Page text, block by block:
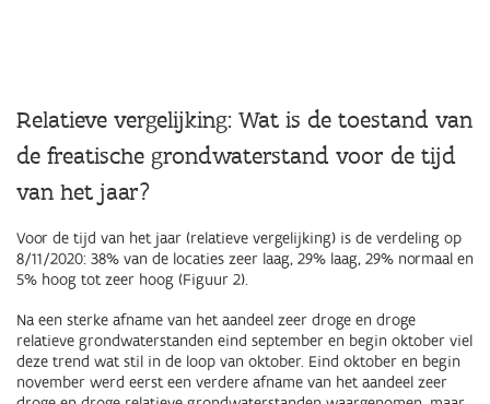
Relatieve vergelijking: Wat is de toestand van
de freatische grondwaterstand voor de tijd
van het jaar?
Voor de tijd van het jaar (relatieve vergelijking) is de verdeling op
8/11/2020: 38% van de locaties zeer laag, 29% laag, 29% normaal en
5% hoog tot zeer hoog (Figuur 2).
Na een sterke afname van het aandeel zeer droge en droge
relatieve grondwaterstanden eind september en begin oktober viel
deze trend wat stil in de loop van oktober. Eind oktober en begin
november werd eerst een verdere afname van het aandeel zeer